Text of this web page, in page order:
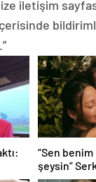
iletişim
“Sen
şeysin”
Zeynep